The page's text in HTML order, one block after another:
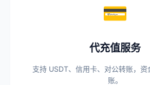
💳
代充值服务
支持 USDT、信用卡、对公转账，资
账。